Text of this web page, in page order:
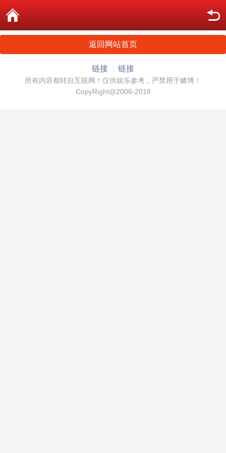
返回网站首页
链接 链接
所有内容都转自互联网！仅供娱乐参考，严禁用于赌博！
CopyRight@2006-2018